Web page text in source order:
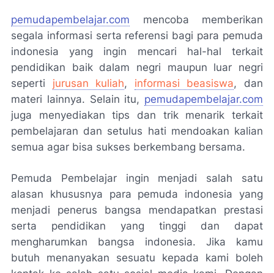
pemudapembelajar.com mencoba memberikan
segala informasi serta referensi bagi para pemuda
indonesia yang ingin mencari hal-hal terkait
pendidikan baik dalam negri maupun luar negri
seperti jurusan kuliah, informasi beasiswa, dan
materi lainnya. Selain itu, pemudapembelajar.com
juga menyediakan tips dan trik menarik terkait
pembelajaran dan setulus hati mendoakan kalian
semua agar bisa sukses berkembang bersama.
Pemuda Pembelajar ingin menjadi salah satu
alasan khususnya para pemuda indonesia yang
menjadi penerus bangsa mendapatkan prestasi
serta pendidikan yang tinggi dan dapat
mengharumkan bangsa indonesia. Jika kamu
butuh menanyakan sesuatu kepada kami boleh